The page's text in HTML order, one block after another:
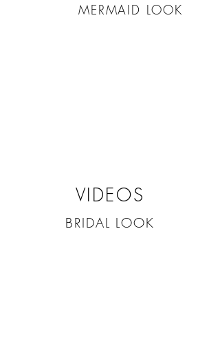
MERMAID LOOK
VIDEOS
BRIDAL LOOK